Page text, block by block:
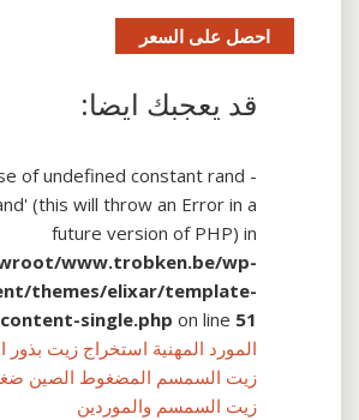
احصل على السعر
قد يعجبك ايضا:
of undefined constant rand -
(this will throw an Error in a
future version of PHP) in
www.trobken.be/wp-
themes/elixar/template-
single.php on line 51
المورد المهنية استخراج زيت بذور
زيت السمسم المضغوط الصين
زيت السمسم والموردين